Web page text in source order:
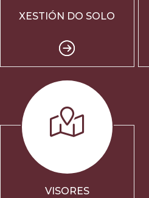
XESTIÓN DO SOLO
VISORES